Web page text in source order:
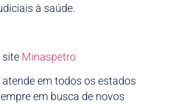
à saúde.
site Minaspetro
em todos os estados
em busca de novos